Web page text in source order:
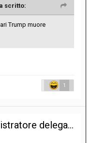
scritto:
Trump muore
1
Giovanni Carnevali, amministratore delegato e direttore generale